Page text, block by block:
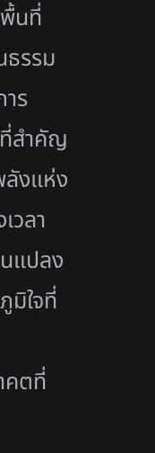
นที่
รรม
ร
สำคัญ
ลังแห่ง
วลา
แปลง
มิใจที่
คตที่